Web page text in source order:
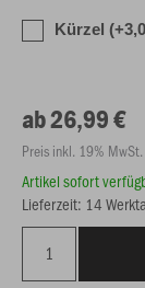
Kürzel
ab 26,99 €
Preis inkl. 19% MwSt.
Artikel sofort
Lieferzeit: 14